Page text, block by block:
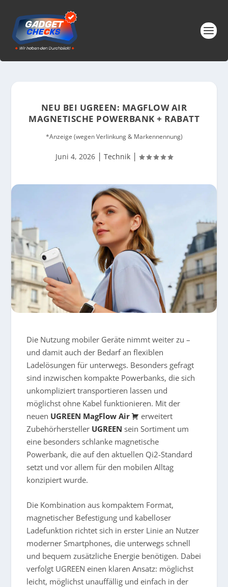
NEU BEI UGREEN: MAGFLOW AIR
MAGNETISCHE POWERBANK + RABATT
*Anzeige (wegen Verlinkung & Markennennung)
Juni 4, 2026 | Technik |
Die Nutzung mobiler Geräte nimmt weiter zu –
und damit auch der Bedarf an flexiblen
Ladelösungen für unterwegs. Besonders gefragt
sind inzwischen kompakte Powerbanks, die sich
unkompliziert transportieren lassen und
möglichst ohne Kabel funktionieren. Mit der
neuen UGREEN MagFlow Air
erweitert
Zubehörhersteller UGREEN sein Sortiment um
eine besonders schlanke magnetische
Powerbank, die auf den aktuellen Qi2-Standard
setzt und vor allem für den mobilen Alltag
konzipiert wurde.
Die Kombination aus kompaktem Format,
magnetischer Befestigung und kabelloser
Ladefunktion richtet sich in erster Linie an Nutzer
moderner Smartphones, die unterwegs schnell
und bequem zusätzliche Energie benötigen. Dabei
verfolgt UGREEN einen klaren Ansatz: möglichst
leicht, möglichst unauffällig und einfach in der